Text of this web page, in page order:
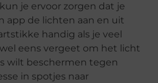
je ervoor zorgen dat je
app de lichten aan en uit
handig als je veel
eens vergeet om het licht
wilt beschermen tegen
in spotjes naar